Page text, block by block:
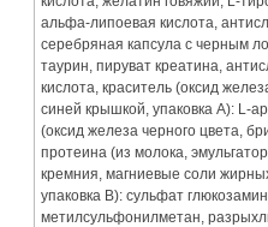
альфа-липоевая кислота,
серебряная капсула с черным
таурин, пируват креатина,
кислота, краситель (оксид
синей крышкой, упаковка A): L-
(оксид железа черного цвета,
протеина (из молока,
кремния, магниевые соли
упаковка B): сульфат
метилсульфонилметан,